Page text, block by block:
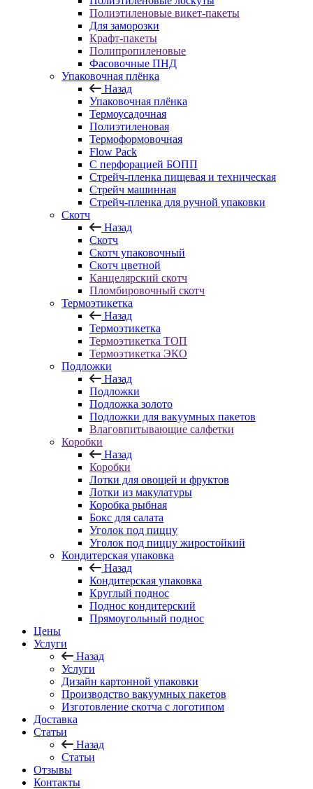
Полиэтиленовые викет-пакеты
Для заморозки
Крафт-пакеты
Полипропиленовые
Фасовочные ПНД
Упаковочная плёнка
Назад
Упаковочная плёнка
Термоусадочная
Полиэтиленовая
Термоформовочная
Flow Pack
С перфорацией БОПП
Стрейч-пленка пищевая и техническая
Стрейч машинная
Стрейч-пленка для ручной упаковки
Скотч
Назад
Скотч
Скотч упаковочный
Скотч цветной
Канцелярский скотч
Пломбировочный скотч
Термоэтикетка
Назад
Термоэтикетка
Термоэтикетка ТОП
Термоэтикетка ЭКО
Подложки
Назад
Подложки
Подложка золото
Подложки для вакуумных пакетов
Влаговпитывающие салфетки
Коробки
Назад
Коробки
Лотки для овощей и фруктов
Лотки из макулатуры
Коробка рыбная
Бокс для салата
Уголок под пиццу
Уголок под пиццу жиростойкий
Кондитерская упаковка
Назад
Кондитерская упаковка
Круглый поднос
Поднос кондитерский
Прямоугольный поднос
Цены
Услуги
Назад
Услуги
Дизайн картонной упаковки
Производство вакуумных пакетов
Изготовление скотча с логотипом
Доставка
Статьи
Назад
Статьи
Отзывы
Контакты